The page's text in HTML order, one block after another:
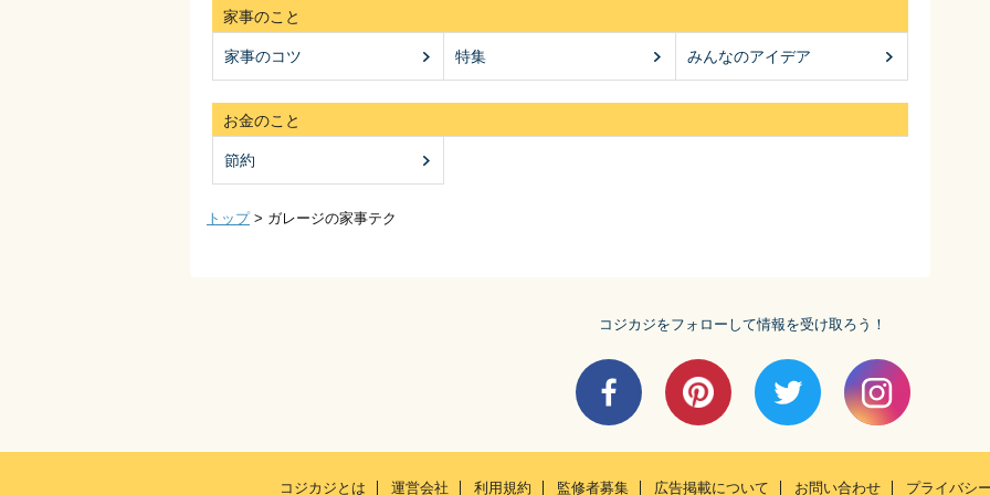
家事のこと
家事のコツ 特集 みんなのアイデア
お金のこと
節約
トップ > ガレージの家事テク
コジカジをフォローして情報を受け取ろう！
コジカジとは 運営会社 利用規約 監修者募集 広告掲載について お問い合わせ プライバシ